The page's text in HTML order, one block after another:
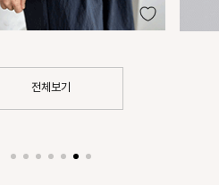
전체보기